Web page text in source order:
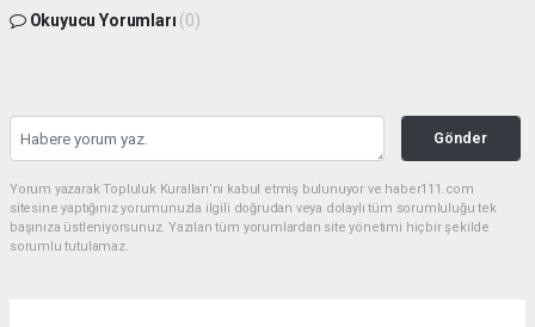
Okuyucu Yorumları (0)
Gönder
Yorum yazarak Topluluk Kuralları’nı kabul etmiş bulunuyor ve haber111.com
sitesine yaptığınız yorumunuzla ilgili doğrudan veya dolaylı tüm sorumluluğu tek
başınıza üstleniyorsunuz. Yazılan tüm yorumlardan site yönetimi hiçbir şekilde
sorumlu tutulamaz.